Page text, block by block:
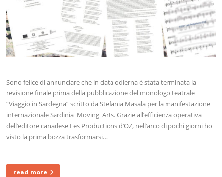
Sono felice di annunciare che in data odierna è stata terminata la
revisione finale prima della pubblicazione del monologo teatrale
“Viaggio in Sardegna” scritto da Stefania Masala per la manifestazione
internazionale Sardinia_Moving_Arts. Grazie all’efficienza operativa
dell’editore canadese Les Productions d’OZ, nell’arco di pochi giorni ho
visto la prima bozza trasformarsi…
read more